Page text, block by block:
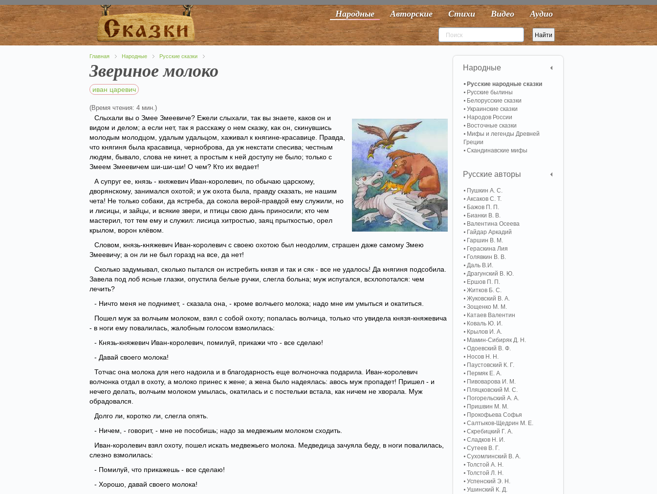
Народные Авторские Стихи Видео Аудио
Главная Народные Русские сказки
Звериное молоко
иван царевич
(Время чтения: 4 мин.)
Слыхали вы о Змее Змеевиче? Ежели слыхали, так вы знаете, каков он и
видом и делом; а если нет, так я расскажу о нем сказку, как он, скинувшись
молодым молодцом, удалым удальцом, хаживал к княгине-красавице. Правда,
что княгиня была красавица, черноброва, да уж некстати спесива; честным
людям, бывало, слова не кинет, а простым к ней доступу не было; только с
Змеем Змеевичем ши-ши-ши! О чем? Кто их ведает!
А супруг ее, князь - княжевич Иван-королевич, по обычаю царскому,
дворянскому, занимался охотой; и уж охота была, правду сказать, не нашим
чета! Не только собаки, да ястреба, да сокола верой-правдой ему служили, но
и лисицы, и зайцы, и всякие звери, и птицы свою дань приносили; кто чем
мастерил, тот тем ему и служил: лисица хитростью, заяц прыткостью, орел
крылом, ворон клёвом.
Словом, князь-княжевич Иван-королевич с своею охотою был неодолим, страшен даже самому Змею
Змеевичу; а он ли не был горазд на все, да нет!
Сколько задумывал, сколько пытался он истребить князя и так и сяк - все не удалось! Да княгиня подсобила.
Завела под лоб ясные глазки, опустила белые ручки, слегла больна; муж испугался, всхлопотался: чем
лечить?
- Ничто меня не поднимет, - сказала она, - кроме волчьего молока; надо мне им умыться и окатиться.
Пошел муж за волчьим молоком, взял с собой охоту; попалась волчица, только что увидела князя-княжевича
- в ноги ему повалилась, жалобным голосом взмолилась:
- Князь-княжевич Иван-королевич, помилуй, прикажи что - все сделаю!
- Давай своего молока!
Тотчас она молока для него надоила и в благодарность еще волчоночка подарила. Иван-королевич
волчонка отдал в охоту, а молоко принес к жене; а жена было надеялась: авось муж пропадет! Пришел - и
нечего делать, волчьим молоком умылась, окатилась и с постельки встала, как ничем не хворала. Муж
обрадовался.
Долго ли, коротко ли, слегла опять.
- Ничем, - говорит, - мне не пособишь; надо за медвежьим молоком сходить.
Иван-королевич взял охоту, пошел искать медвежьего молока. Медведица зачуяла беду, в ноги повалилась,
слезно взмолилась:
- Помилуй, что прикажешь - все сделаю!
- Хорошо, давай своего молока!
Народные
Русские народные сказки
Русские былины
Белорусские сказки
Украинские сказки
Народов России
Восточные сказки
Мифы и легенды Древней
Греции
Скандинавские мифы
Русские авторы
Пушкин А. С.
Аксаков С. Т.
Бажов П. П.
Бианки В. В.
Валентина Осеева
Гайдар Аркадий
Гаршин В. М.
Гераскина Лия
Голявкин В. В.
Даль В.И.
Драгунский В. Ю.
Ершов П. П.
Житков Б. С.
Жуковский В. А.
Зощенко М. М.
Катаев Валентин
Коваль Ю. И.
Крылов И. А.
Мамин-Сибиряк Д. Н.
Одоевский В. Ф.
Носов Н. Н.
Паустовский К. Г.
Пермяк Е. А.
Пивоварова И. М.
Пляцковский М. С.
Погорельский А. A.
Пришвин М. М.
Прокофьева Софья
Салтыков-Щедрин М. Е.
Скребицкий Г. А.
Сладков Н. И.
Сутеев В. Г.
Сухомлинский В. А.
Толстой А. Н.
Толстой Л. Н.
Успенский Э. Н.
Ушинский К. Д.